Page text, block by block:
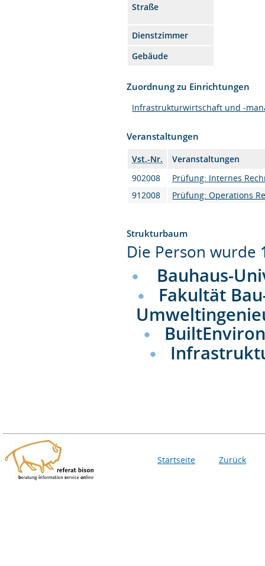
Straße
Dienstzimmer
Gebäude
Zuordnung zu Einrichtungen
Infrastrukturwirtschaft und -
Veranstaltungen
Vst.-Nr.
Veranstaltungen
902008
Prüfung: Internes
912008
Prüfung: Operations
Strukturbaum
Die Person wurde
Bauhaus-
Fakultät
Startseite Zurück